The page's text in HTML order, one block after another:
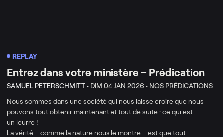
REPLAY
Entrez dans votre ministère – Prédication
SAMUEL PETERSCHMITT • DIM 04 JAN 2026 • NOS PRÉDICATIONS
Nous sommes dans une société qui nous laisse croire que nous
pouvons tout obtenir maintenant et tout de suite : ce qui est
un leurre !
La vérité – comme la nature nous le montre – est que tout